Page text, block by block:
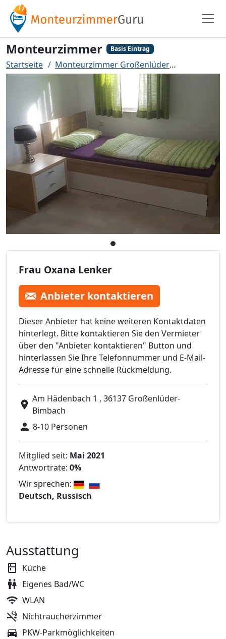
Monteurzimmer Basis Eintrag
Startseite Monteurzimmer Großenlüder
Frau Oxana Lenker
Anbieter kontaktieren
Dieser Anbieter hat keine weiteren Kontaktdaten
hinterlegt. Bitte kontaktieren Sie den Vermieter
über den "Anbieter kontaktieren" Button und
hinterlassen Sie Ihre Telefonnummer und E-Mail-
Adresse für eine schnelle Rückmeldung.
Am Hädenbach 1 , 36137 Großenlüder-
Bimbach
8-10 Personen
Mitglied seit: Mai 2021
Antwortrate: 0%
Wir sprechen:
Deutsch, Russisch
Ausstattung
Küche
Eigenes Bad/WC
WLAN
Nichtraucherzimmer
PKW-Parkmöglichkeiten